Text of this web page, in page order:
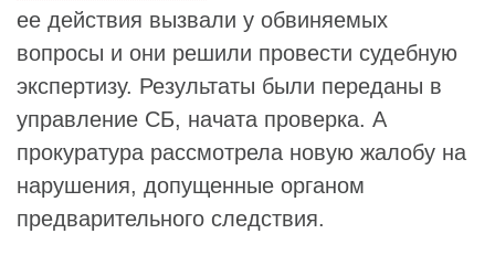
ее действия вызвали у обвиняемых
вопросы и они решили провести судебную
экспертизу. Результаты были переданы в
управление СБ, начата проверка. А
прокуратура рассмотрела новую жалобу на
нарушения, допущенные органом
предварительного следствия.